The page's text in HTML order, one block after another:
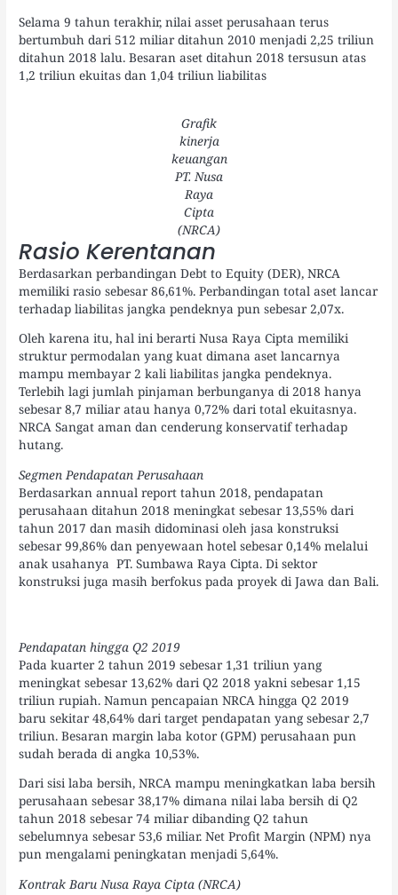
Selama 9 tahun terakhir, nilai asset perusahaan terus
bertumbuh dari 512 miliar ditahun 2010 menjadi 2,25 triliun
ditahun 2018 lalu. Besaran aset ditahun 2018 tersusun atas
1,2 triliun ekuitas dan 1,04 triliun liabilitas
Grafik
kinerja
keuangan
PT. Nusa
Raya
Cipta
(NRCA)
Rasio Kerentanan
Berdasarkan perbandingan Debt to Equity (DER), NRCA
memiliki rasio sebesar 86,61%. Perbandingan total aset lancar
terhadap liabilitas jangka pendeknya pun sebesar 2,07x.
Oleh karena itu, hal ini berarti Nusa Raya Cipta memiliki
struktur permodalan yang kuat dimana aset lancarnya
mampu membayar 2 kali liabilitas jangka pendeknya.
Terlebih lagi jumlah pinjaman berbunganya di 2018 hanya
sebesar 8,7 miliar atau hanya 0,72% dari total ekuitasnya.
NRCA Sangat aman dan cenderung konservatif terhadap
hutang.
Segmen Pendapatan Perusahaan
Berdasarkan annual report tahun 2018, pendapatan
perusahaan ditahun 2018 meningkat sebesar 13,55% dari
tahun 2017 dan masih didominasi oleh jasa konstruksi
sebesar 99,86% dan penyewaan hotel sebesar 0,14% melalui
anak usahanya PT. Sumbawa Raya Cipta. Di sektor
konstruksi juga masih berfokus pada proyek di Jawa dan Bali.
Pendapatan hingga Q2 2019
Pada kuarter 2 tahun 2019 sebesar 1,31 triliun yang
meningkat sebesar 13,62% dari Q2 2018 yakni sebesar 1,15
triliun rupiah. Namun pencapaian NRCA hingga Q2 2019
baru sekitar 48,64% dari target pendapatan yang sebesar 2,7
triliun. Besaran margin laba kotor (GPM) perusahaan pun
sudah berada di angka 10,53%.
Dari sisi laba bersih, NRCA mampu meningkatkan laba bersih
perusahaan sebesar 38,17% dimana nilai laba bersih di Q2
tahun 2018 sebesar 74 miliar dibanding Q2 tahun
sebelumnya sebesar 53,6 miliar. Net Profit Margin (NPM) nya
pun mengalami peningkatan menjadi 5,64%.
Kontrak Baru Nusa Raya Cipta (NRCA)